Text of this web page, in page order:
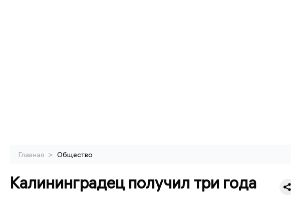
Главная > Общество
Калининградец получил три года